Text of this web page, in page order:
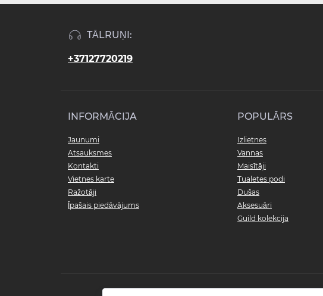
TĀLRUŅI:
+37127720219
INFORMĀCIJA
Jaunumi
Atsauksmes
Kontakti
Vietnes karte
Ražotāji
Īpašais piedāvājums
POPULĀRS
Izlietnes
Vannas
Maisītāji
Tualetes podi
Dušas
Aksesuāri
Guild kolekcija